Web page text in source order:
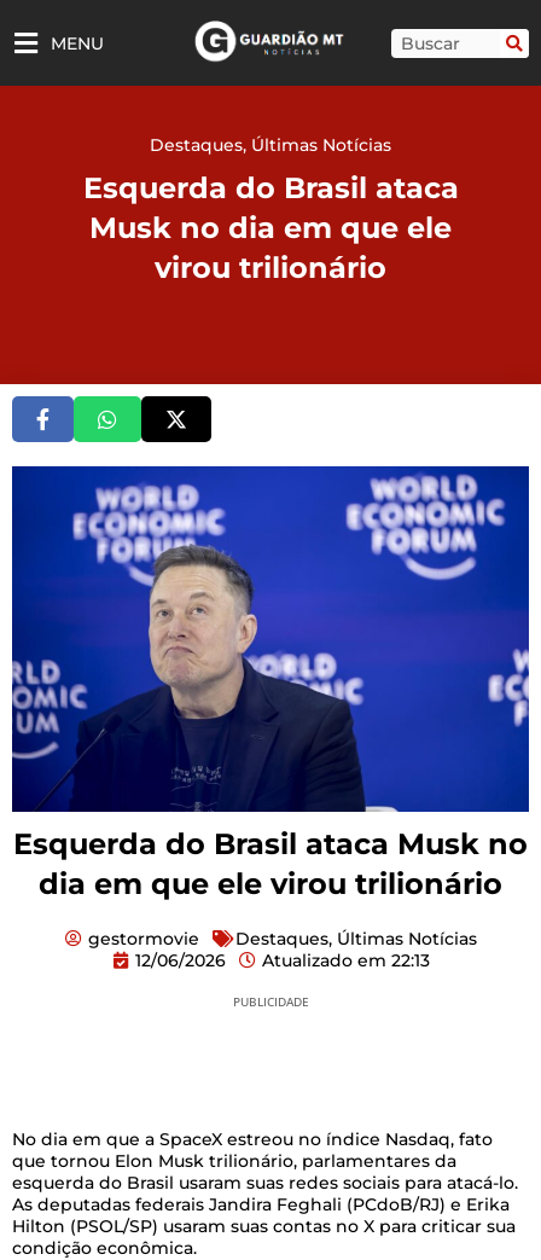
para
MENU Pesquisar
Destaques, Últimas Notícias
Esquerda do Brasil ataca
Musk no dia em que ele
virou trilionário
Esquerda do Brasil ataca Musk no
dia em que ele virou trilionário
gestormovie Destaques, Últimas Notícias
12/06/2026
Atualizado em 22:13
PUBLICIDADE
No dia em que a SpaceX estreou no índice Nasdaq, fato
que tornou Elon Musk trilionário, parlamentares da
esquerda do Brasil usaram suas redes sociais para atacá-lo.
As deputadas federais Jandira Feghali (PCdoB/RJ) e Erika
Hilton (PSOL/SP) usaram suas contas no X para criticar sua
condição econômica.